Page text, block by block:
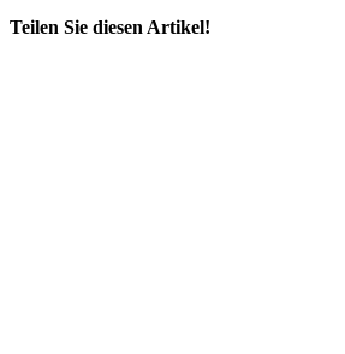
Teilen Sie diesen Artikel!